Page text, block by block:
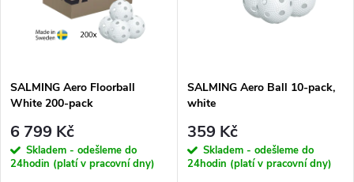
p
r
s
p
r
SALMING Aero Floorball
White 200-pack
6 799 Kč
Skladem - odešleme do
24hodin (platí v pracovní dny)
SALMING Aero Ball 10-pack,
white
359 Kč
Skladem - odešleme do
24hodin (platí v pracovní dny)